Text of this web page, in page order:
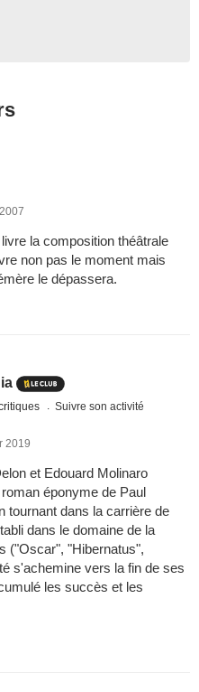
la composition théâtrale
non pas le moment mais
le dépassera.
Suivre son activité
2019
et Edouard Molinaro
éponyme de Paul
tournant dans la carrière de
dans le domaine de la
("Oscar", "Hibernatus",
s'achemine vers la fin de ses
les succès et les